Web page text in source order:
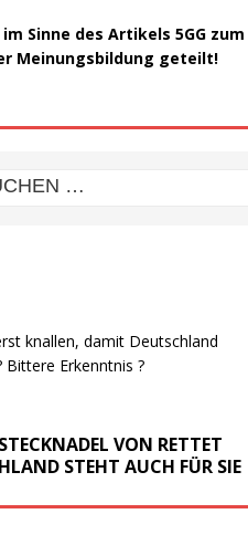
Sinne des Artikels 5GG zum
Meinungsbildung geteilt!
knallen, damit Deutschland
Bittere Erkenntnis ?
VON RETTET
STEHT AUCH FÜR SIE